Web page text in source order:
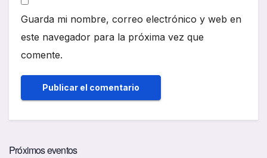
Guarda mi nombre, correo electrónico y web en
este navegador para la próxima vez que
comente.
Próximos eventos